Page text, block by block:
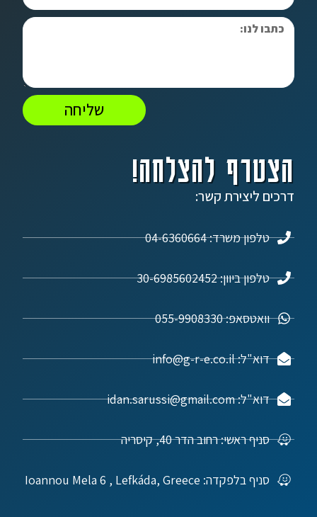
הצטרף להצלחה!
דרכים ליצירת קשר:
טלפון משרד: 04-6360664
טלפון ביוון: 30-6985602452
וואטסאפ: 055-9908330
דוא"ל: info@g-r-e.co.il
דוא"ל: idan.sarussi@gmail.com
סניף ראשי: רחוב הדר 40, קיסריה
סניף בלפקדה: Ioannou Mela 6 , Lefkáda, Greece
שליחה